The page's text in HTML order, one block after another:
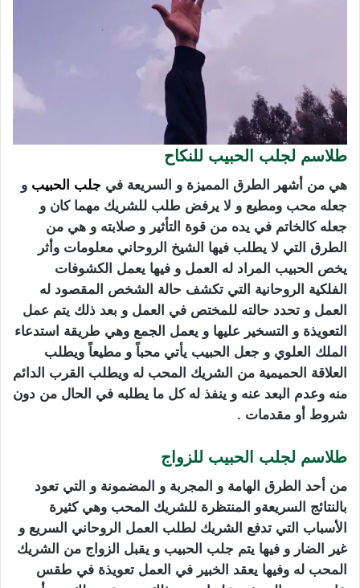
طلاسم لجلب الحبيب للنكاح
هي من أشهر الطرق المميزة و السريعة في جلب الحبيب و
جعله محب ومطيع و لا يرفض طلب للشريك مهما كان و
جعله كالخاتم في يده من قوة التأثير و صلابته و هي من
الطرق التي لا يطلب فيها الشيخ الروحاني معلومات وأثر
يخص الحبيب المراد له العمل و فيها يعمل الكشوفات
الفلكية الروحانية التي تكشف حالة الشخص المقصود له
العمل و تحدد حالته للمختص في العمل و بعد ذلك يتم عمل
التعويذة و التسخير عليها و يعمل الجمع وهي طريقة استدعاء
الملك العلوي و جعل الحبيب يأتي محباً و مطيعاً ويطلب
العلاقة الحميمية من الشريك المحب له ويطلب القرب الدائم
منه وعدم البعد عنه و ينفذ له كل ما يطلبه في الحال من دون
شروط أو مقدمات .
طلاسم لجلب الحبيب للزواج
من أحد الطرق الهامة و المجربة و المضمونة و التي تعود
بالنتائج السريعةو المنتظرة للشريك المحب وهي كثيرة
الأسباب التي تدفع الشريك لطلب العمل الروحاني السريع و
غير الضار و فيها يتم جلب الحبيب و يقبل الزواج من الشريك
المحب له وفيها يعقد الخبير في العمل تعويذة في طقس